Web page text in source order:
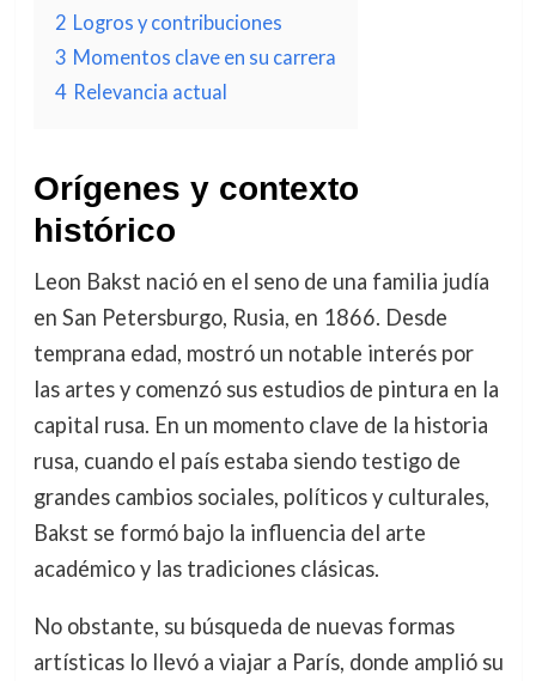
2 Logros y contribuciones
3 Momentos clave en su carrera
4 Relevancia actual
Orígenes y contexto
histórico
Leon Bakst nació en el seno de una familia judía
en San Petersburgo, Rusia, en 1866. Desde
temprana edad, mostró un notable interés por
las artes y comenzó sus estudios de pintura en la
capital rusa. En un momento clave de la historia
rusa, cuando el país estaba siendo testigo de
grandes cambios sociales, políticos y culturales,
Bakst se formó bajo la influencia del arte
académico y las tradiciones clásicas.
No obstante, su búsqueda de nuevas formas
artísticas lo llevó a viajar a París, donde amplió su